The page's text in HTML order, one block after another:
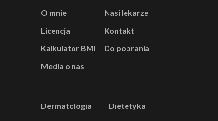
O mnie
Nasi lekarze
Licencja
Kontakt
Kalkulator BMI
Do pobrania
Media o nas
Dermatologia
Dietetyka